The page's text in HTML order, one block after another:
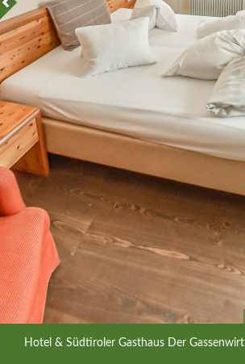
Hotel & Südtiroler Gasthaus Der Gassenwirt